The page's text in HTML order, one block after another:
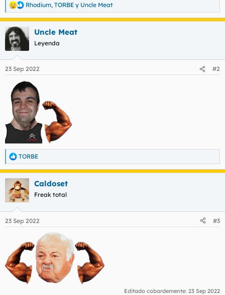
R
e
a
c
c
i
e
Rhodium, TORBE y Uncle Meat
Uncle Meat
Leyenda
23 Sep 2022 #2
R
e
a
c
i
e
TORBE
Caldoset
Freak total
23 Sep 2022 #3
Editado cobardemente: 23 Sep 2022